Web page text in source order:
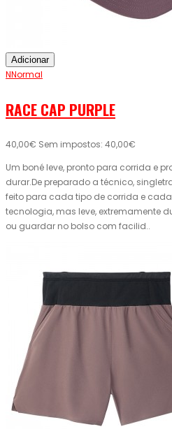
Adicionar
NNormal
RACE CAP PURPLE
40,00€ Sem impostos: 40,00€
Um boné leve, pronto para corrida e
durar.De preparado a técnico,
feito para cada tipo de corrida e cada
tecnologia, mas leve, extremamente
ou guardar no bolso com facilid..